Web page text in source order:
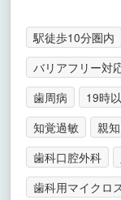
駅徒歩10分圏内
バリアフリー対
歯周病
19時
知覚過敏
親
歯科口腔外科
歯科用マイクロ